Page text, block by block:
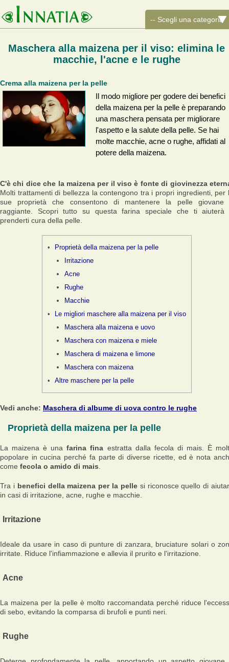
Maschera alla maizena per il viso: elimina le
macchie, l'acne e le rughe
Crema alla maizena per la pelle
Il modo migliore per godere dei benefici
della maizena per la pelle è preparando
una maschera pensata per migliorare
l'aspetto e la salute della pelle. Se hai
molte macchie, acne o rughe, affidati al
potere della maizena.
C'è chi dice che la maizena per il viso è fonte di giovinezza
Molti trattamenti di bellezza la contengono tra i propri ingredienti, per
sue proprietà che consentono di mantenere la pelle giovane
raggiante. Scopri tutto su questa farina speciale che ti aiuterà
prenderti cura della pelle.
Proprietà della maizena per la pelle
Irritazione
Acne
Rughe
Macchie
Le migliori maschere alla maizena per il viso
Maschera alla maizena e uovo
Maschera con maizena e miele
Maschera di maizena e limone
Maschera con maizena
Altre maschere per la pelle
Vedi anche: Maschera di albume di uova contro le rughe
Proprietà della maizena per la pelle
La maizena è unafarina fina estratta dalla fecola di mais. È
popolare in cucina perché fa parte di diverse ricette, ed è nota
come fecola o amido di mais
Tra i benefici della maizena per la pellesi riconosce quello di
in casi di irritazione, acne, rughe e macchie.
Irritazione
Ideale da usare in caso di punture di zanzara, bruciature solari o
irritate. Riduce l'infiammazione e allevia il prurito e l'irritazione.
Acne
La maizena per la pelle è molto raccomandata perché riduce
di sebo, evitando la comparsa di brufoli e punti neri.
Rughe